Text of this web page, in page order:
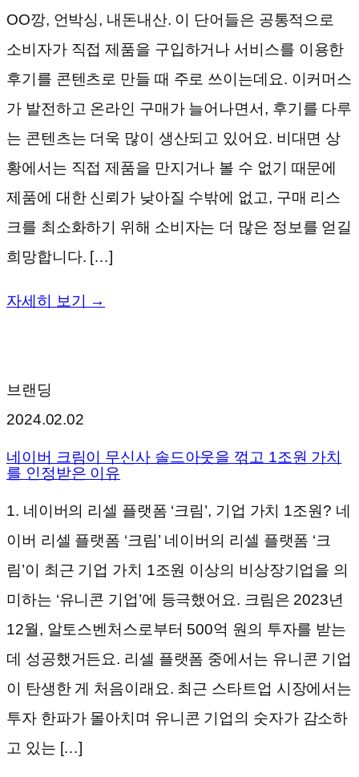
OO깡, 언박싱, 내돈내산. 이 단어들은 공통적으로
소비자가 직접 제품을 구입하거나 서비스를 이용한
후기를 콘텐츠로 만들 때 주로 쓰이는데요. 이커머스
가 발전하고 온라인 구매가 늘어나면서, 후기를 다루
는 콘텐츠는 더욱 많이 생산되고 있어요. 비대면 상
황에서는 직접 제품을 만지거나 볼 수 없기 때문에
제품에 대한 신뢰가 낮아질 수밖에 없고, 구매 리스
크를 최소화하기 위해 소비자는 더 많은 정보를 얻길
희망합니다. […]
자세히 보기 →
브랜딩
2024.02.02
네이버 크림이 무신사 솔드아웃을 꺾고 1조원 가치
를 인정받은 이유
1. 네이버의 리셀 플랫폼 ‘크림’, 기업 가치 1조원? 네
이버 리셀 플랫폼 ‘크림’ 네이버의 리셀 플랫폼 ‘크
림’이 최근 기업 가치 1조원 이상의 비상장기업을 의
미하는 ‘유니콘 기업’에 등극했어요. 크림은 2023년
12월, 알토스벤처스로부터 500억 원의 투자를 받는
데 성공했거든요. 리셀 플랫폼 중에서는 유니콘 기업
이 탄생한 게 처음이래요. 최근 스타트업 시장에서는
투자 한파가 몰아치며 유니콘 기업의 숫자가 감소하
고 있는 […]